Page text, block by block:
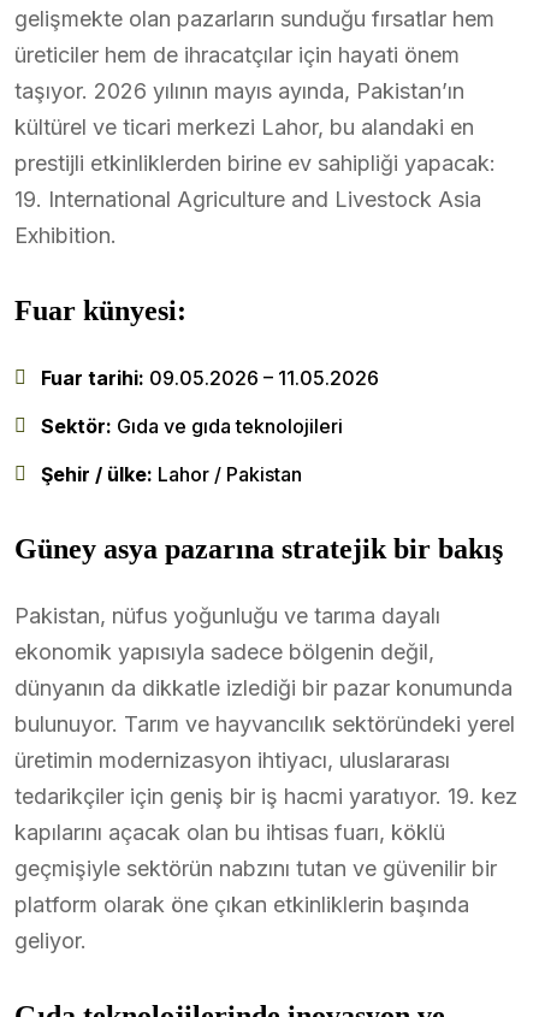
gelişmekte olan pazarların sunduğu fırsatlar hem
üreticiler hem de ihracatçılar için hayati önem
taşıyor. 2026 yılının mayıs ayında, Pakistan’ın
kültürel ve ticari merkezi Lahor, bu alandaki en
prestijli etkinliklerden birine ev sahipliği yapacak:
19. International Agriculture and Livestock Asia
Exhibition.
Fuar künyesi:
Fuar tarihi: 09.05.2026 – 11.05.2026
Sektör: Gıda ve gıda teknolojileri
Şehir / ülke: Lahor / Pakistan
Güney asya pazarına stratejik bir bakış
Pakistan, nüfus yoğunluğu ve tarıma dayalı
ekonomik yapısıyla sadece bölgenin değil,
dünyanın da dikkatle izlediği bir pazar konumunda
bulunuyor. Tarım ve hayvancılık sektöründeki yerel
üretimin modernizasyon ihtiyacı, uluslararası
tedarikçiler için geniş bir iş hacmi yaratıyor. 19. kez
kapılarını açacak olan bu ihtisas fuarı, köklü
geçmişiyle sektörün nabzını tutan ve güvenilir bir
platform olarak öne çıkan etkinliklerin başında
geliyor.